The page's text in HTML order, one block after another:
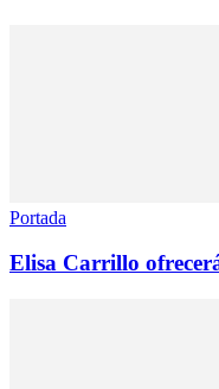
Portada
Elisa Carrillo